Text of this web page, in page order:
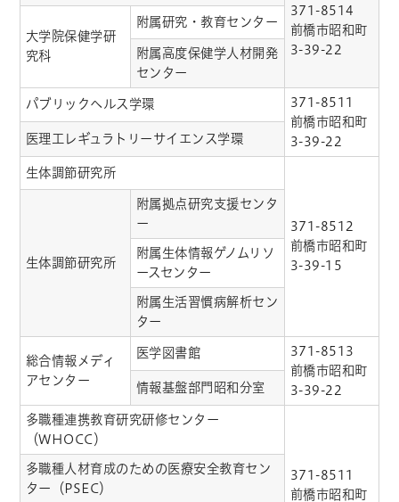
371-8514
前橋市昭和町
3-39-22
大学院保健学研
究科
附属研究・教育センター
附属高度保健学人材開発
センター
パブリックヘルス学環
371-8511
前橋市昭和町
3-39-22
医理工レギュラトリーサイエンス学環
生体調節研究所
371-8512
前橋市昭和町
3-39-15
生体調節研究所
附属拠点研究支援センタ
ー
附属生体情報ゲノムリソ
ースセンター
附属生活習慣病解析セン
ター
総合情報メディ
アセンター
医学図書館
371-8513
前橋市昭和町
3-39-22
情報基盤部門昭和分室
多職種連携教育研究研修センター
（WHOCC）
371-8511
前橋市昭和町
多職種人材育成のための医療安全教育セン
ター（PSEC）